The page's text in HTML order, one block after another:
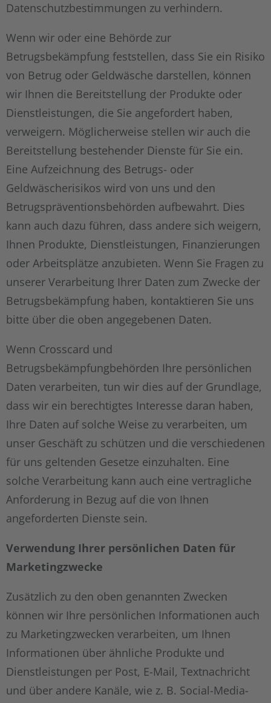
Datenschutzbestimmungen zu verhindern.
Wenn wir oder eine Behörde zur
Betrugsbekämpfung feststellen, dass Sie ein Risiko
von Betrug oder Geldwäsche darstellen, können
wir Ihnen die Bereitstellung der Produkte oder
Dienstleistungen, die Sie angefordert haben,
verweigern. Möglicherweise stellen wir auch die
Bereitstellung bestehender Dienste für Sie ein.
Eine Aufzeichnung des Betrugs- oder
Geldwäscherisikos wird von uns und den
Betrugspräventionsbehörden aufbewahrt. Dies
kann auch dazu führen, dass andere sich weigern,
Ihnen Produkte, Dienstleistungen, Finanzierungen
oder Arbeitsplätze anzubieten. Wenn Sie Fragen zu
unserer Verarbeitung Ihrer Daten zum Zwecke der
Betrugsbekämpfung haben, kontaktieren Sie uns
bitte über die oben angegebenen Daten.
Wenn Crosscard und
Betrugsbekämpfungbehörden Ihre persönlichen
Daten verarbeiten, tun wir dies auf der Grundlage,
dass wir ein berechtigtes Interesse daran haben,
Ihre Daten auf solche Weise zu verarbeiten, um
unser Geschäft zu schützen und die verschiedenen
für uns geltenden Gesetze einzuhalten. Eine
solche Verarbeitung kann auch eine vertragliche
Anforderung in Bezug auf die von Ihnen
angeforderten Dienste sein.
Verwendung Ihrer persönlichen Daten für
Marketingzwecke
Zusätzlich zu den oben genannten Zwecken
können wir Ihre persönlichen Informationen auch
zu Marketingzwecken verarbeiten, um Ihnen
Informationen über ähnliche Produkte und
Dienstleistungen per Post, E-Mail, Textnachricht
und über andere Kanäle, wie z. B. Social-Media-